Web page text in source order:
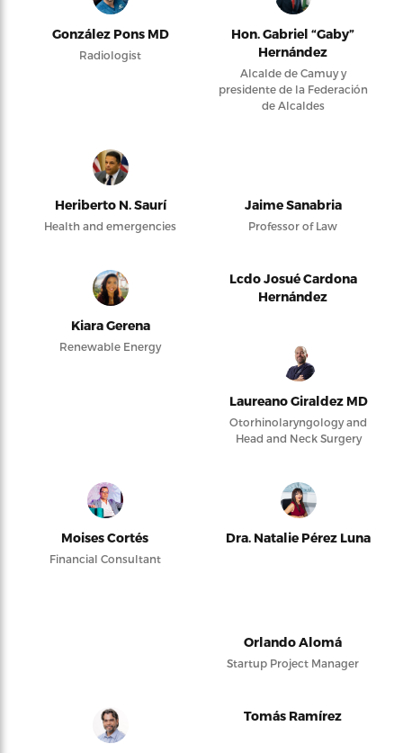
González Pons MD
Radiologist
Hon. Gabriel “Gaby”
Hernández
Alcalde de Camuy y
presidente de la Federación
de Alcaldes
Heriberto N. Saurí
Health and emergencies
Jaime Sanabria
Professor of Law
Kiara Gerena
Renewable Energy
Lcdo Josué Cardona
Hernández
Laureano Giraldez MD
Otorhinolaryngology and
Head and Neck Surgery
Moises Cortés
Financial Consultant
Dra. Natalie Pérez Luna
Orlando Alomá
Startup Project Manager
Tomás Ramírez